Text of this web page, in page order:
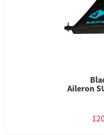
Aileron